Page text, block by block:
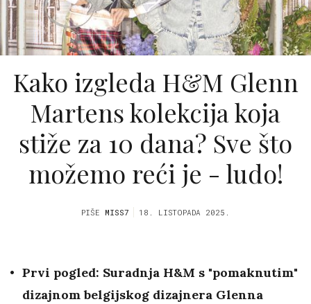
Kako izgleda H&M Glenn
Martens kolekcija koja
stiže za 10 dana? Sve što
možemo reći je - ludo!
PIŠE MISS7 18. LISTOPADA 2025.
Prvi pogled: Suradnja H&M s "pomaknutim"
dizajnom belgijskog dizajnera Glenna